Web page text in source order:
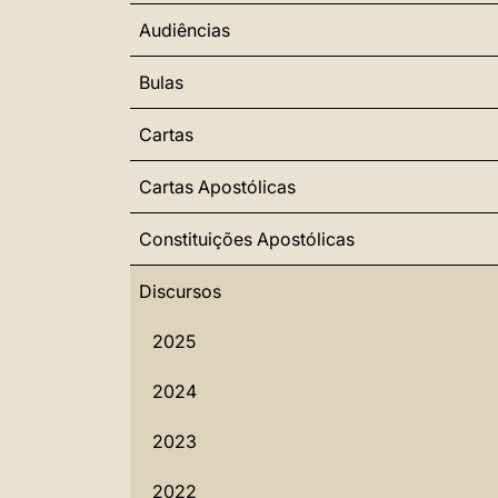
Audiências
Bulas
Cartas
Cartas Apostólicas
Constituições Apostólicas
Discursos
2025
2024
2023
2022